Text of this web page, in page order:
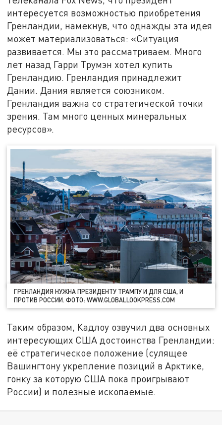
интересуется возможностью приобретения
Гренландии, намекнув, что однажды эта идея
может материализоваться: «Ситуация
развивается. Мы это рассматриваем. Много
лет назад Гарри Трумэн хотел купить
Гренландию. Гренландия принадлежит
Дании. Дания является союзником.
Гренландия важна со стратегической точки
зрения. Там много ценных минеральных
ресурсов».
ГРЕНЛАНДИЯ НУЖНА ПРЕЗИДЕНТУ ТРАМПУ И ДЛЯ США, И
ПРОТИВ РОССИИ. ФОТО: WWW.GLOBALLOOKPRESS.COM
Таким образом, Кадлоу озвучил два основных
интересующих США достоинства Гренландии:
её стратегическое положение (сулящее
Вашингтону укрепление позиций в Арктике,
гонку за которую США пока проигрывают
России) и полезные ископаемые.